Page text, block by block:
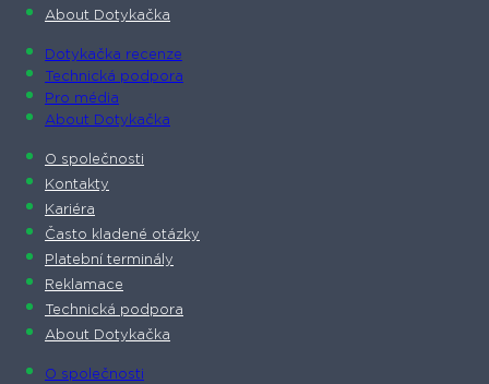
About Dotykačka
Dotykačka recenze
Technická podpora
Pro média
About Dotykačka
O společnosti
Kontakty
Kariéra
Často kladené otázky
Platební terminály
Reklamace
Technická podpora
About Dotykačka
O společnosti